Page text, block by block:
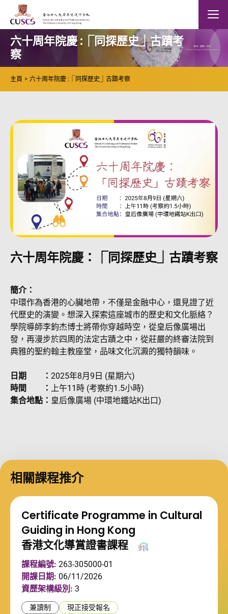
Skip to main content
The Chinese Univeristy of hong Kong Mobile
六十周年院慶 :⎾同探歷史⏌古蹟考
察
主頁 六十周年院慶 :⎾同探歷史⏌古蹟考察
六十周年院慶：⎾同探歷史⏌古蹟考察
簡介：
中環作為香港的心臟地帶，不僅是金融中心，還見證了近
代歷史的演變。想深入探索這座城市的歷史和文化脈絡？
學院導師李鈞杰博士將帶你穿越時空，從皇后像廣場出
發，再漫步於四周的法定古蹟之中，從莊嚴的終審法院到
典雅的聖約翰主教座堂，品味文化沉澱的獨特韻味。
日期 ： 2025年8月9日 (星期六)
時間 ：
上午11時 (考察約1.5小時)
集合地點： 皇后像廣場 (中環地鐵站K出口)
相關課程推介
Certificate Programme in Cultural
Guiding in Hong Kong
香港文化導賞證書課程
課程編號: 263-305000-01
開課日期: 06/11/2026
資歷架構級別: 3
兼讀制 現正接受報名